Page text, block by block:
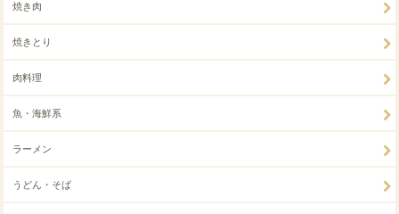
焼き肉
焼きとり
肉料理
魚・海鮮系
ラーメン
うどん・そば